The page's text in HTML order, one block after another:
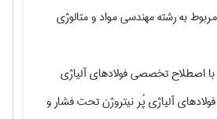
به رشتهمهندسی مواد و متالوژی
با اصطلاح تخصصیفولادهای آلیاژی
آلیاژی پُر نیتروژن تحت فشارو